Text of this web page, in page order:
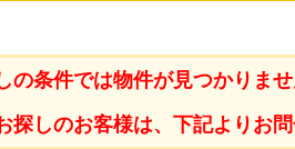
の条件では物件が見つかりませ
探しのお客様は、下記よりお